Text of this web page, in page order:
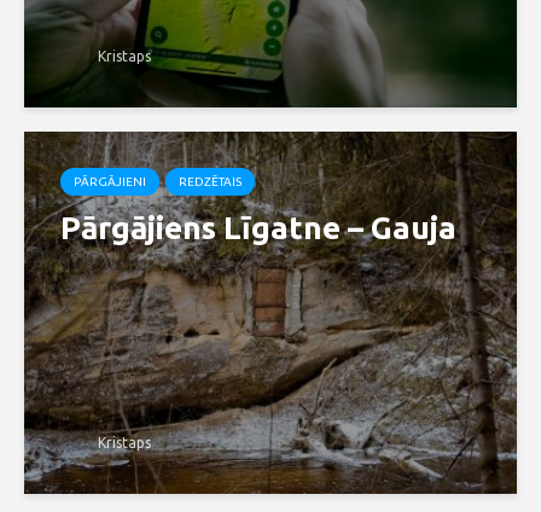
Kristaps
PĀRGĀJIENI REDZĒTAIS
Pārgājiens Līgatne – Gauja
Kristaps